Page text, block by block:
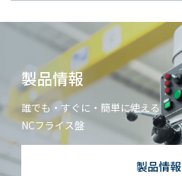
製品情報
誰でも・すぐに・簡単に使える
NCフライス盤
製品情報